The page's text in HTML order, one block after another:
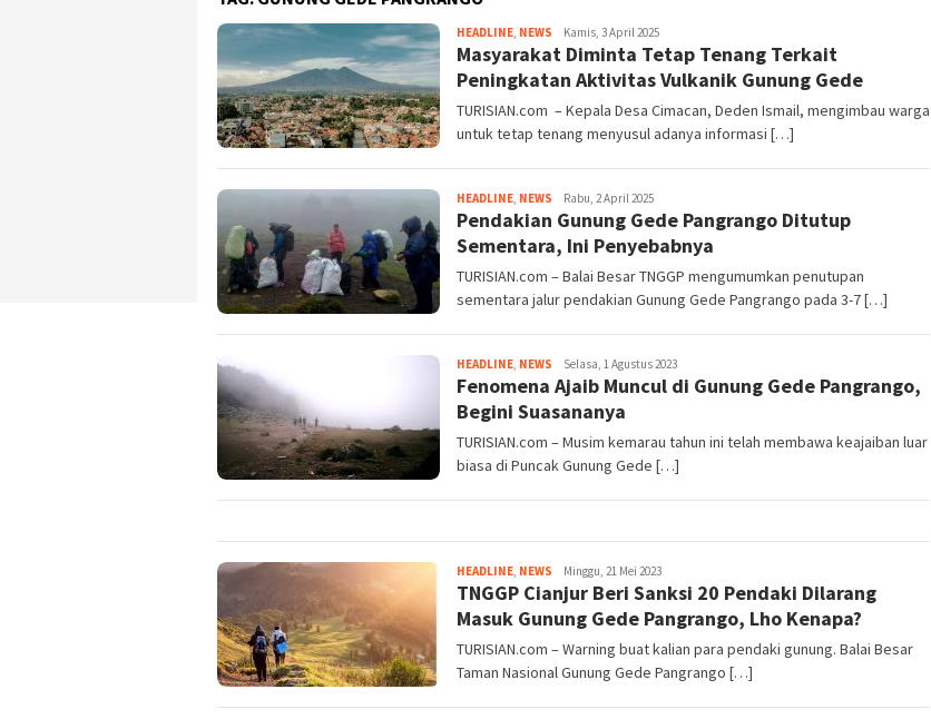
HEADLINE, NEWS Tim
Redaksi
Kamis, 3 April 2025
Masyarakat Diminta Tetap Tenang Terkait
Peningkatan Aktivitas Vulkanik Gunung Gede
TURISIAN.com – Kepala Desa Cimacan, Deden Ismail, mengimbau warga
untuk tetap tenang menyusul adanya informasi […]
HEADLINE, NEWS Tim
Redaksi
Rabu, 2 April 2025
Pendakian Gunung Gede Pangrango Ditutup
Sementara, Ini Penyebabnya
TURISIAN.com – Balai Besar TNGGP mengumumkan penutupan
sementara jalur pendakian Gunung Gede Pangrango pada 3-7 […]
HEADLINE, NEWS Tim
Redaksi
Selasa, 1 Agustus 2023
Fenomena Ajaib Muncul di Gunung Gede Pangrango,
Begini Suasananya
TURISIAN.com – Musim kemarau tahun ini telah membawa keajaiban luar
biasa di Puncak Gunung Gede […]
HEADLINE, NEWS Tim
Redaksi
Minggu, 21 Mei 2023
TNGGP Cianjur Beri Sanksi 20 Pendaki Dilarang
Masuk Gunung Gede Pangrango, Lho Kenapa?
TURISIAN.com – Warning buat kalian para pendaki gunung. Balai Besar
Taman Nasional Gunung Gede Pangrango […]